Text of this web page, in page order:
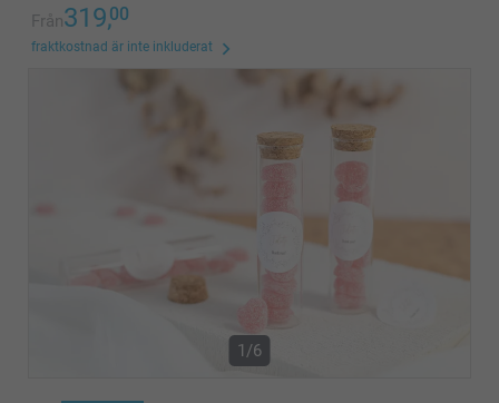
Från319,00
fraktkostnad är inte inkluderat
1/6